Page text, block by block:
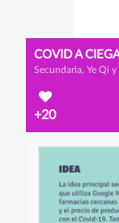
COVID A
Secundaria, Ye Qi
+20